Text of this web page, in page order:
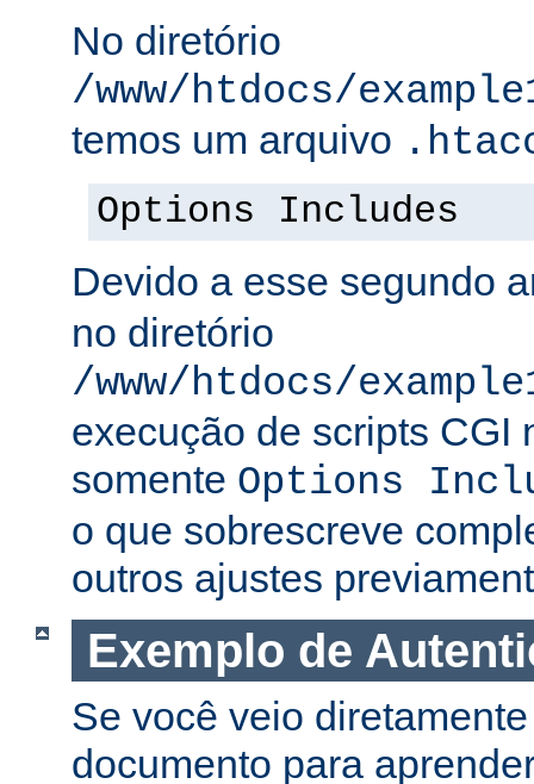
No diretório
/www/htdocs/
temos um arquivo
Options Includes
Devido a esse segundo
no diretório
/www/htdocs/
execução de scripts CGI
somente Options
o que sobrescreve
outros ajustes
Exemplo de
Se você veio
documento para